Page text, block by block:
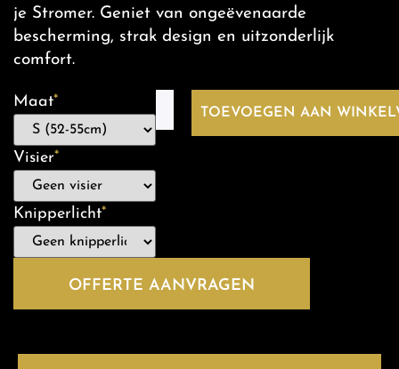
je Stromer. Geniet van ongeëvenaarde
bescherming, strak design en uitzonderlijk
comfort.
*
Maat
*
Visier
*
Knipperlicht
TOEVOEGEN AAN
OFFERTE AANVRAGEN